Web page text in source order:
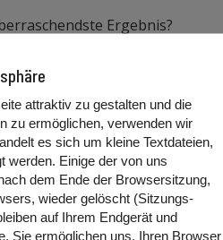
Ergebnis?
in der Umsetzung der
nachvollziehbar war. Man
eine schlechtere
ab?
attraktiv zu gestalten und die
zu ermöglichen, verwenden wir
es sich um kleine Textdateien,
werden. Einige der von uns
dem Ende der Browsersitzung,
wieder gelöscht (Sitzungs-
auf Ihrem Endgerät und
Sie ermöglichen uns, Ihren Browser